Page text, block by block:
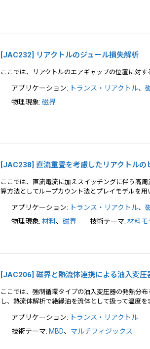
[JAC232] リアクトルのジュール損失解析
ここでは、リアクトルのエアギャップの位置に対す
アプリケーション: トランス・リアクトル、
物理現象: 磁界
[JAC238] 直流重畳を考慮したリアクトルの
ここでは、直流電流に加えスイッチングに伴う高
算方法としてループカウント法とプレイモデルを用
アプリケーション: トランス・リアクトル、
物理現象: 材料、 磁界 技術テーマ:材料モ
[JAC206] 磁界と熱流体連携による油入変圧
ここでは、強制循環タイプの油入変圧器の発熱分
し、熱流体解析で絶縁油を流体として扱って温度を
アプリケーション: トランス・リアクトル
技術テーマ: MBD、 マルチフィジックス